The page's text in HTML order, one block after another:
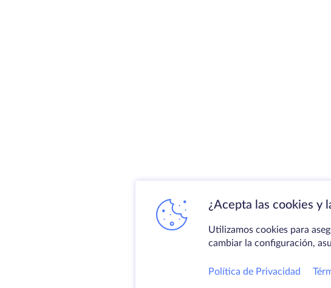
¿Acepta las cookies y
Utilizamos cookies para
cambiar la configuración,
Política de Privacidad